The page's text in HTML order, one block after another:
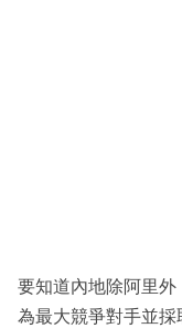
要知道內地除阿里
為最大競爭對手並